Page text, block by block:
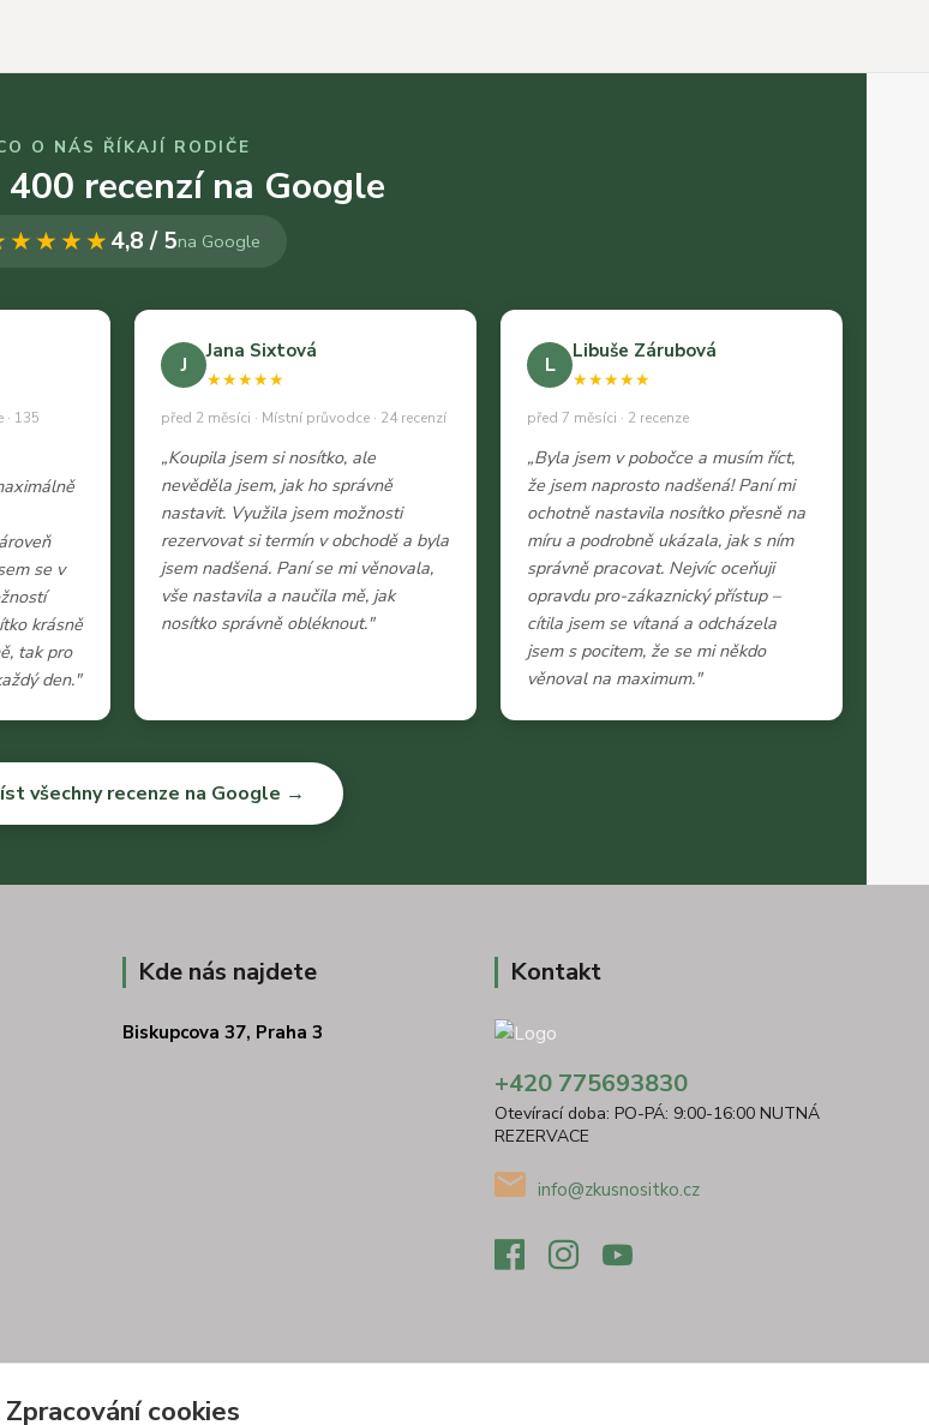
O NÁS ŘÍKAJÍ RODIČE
recenzí na Google
4,8 / 5na Google
135
se v
krásně
tak pro
den."
J
Jana Sixtová
★★★★★
před 2 měsíci · Místní průvodce · 24 recenzí
„Koupila jsem si nosítko, ale
nevěděla jsem, jak ho správně
nastavit. Využila jsem možnosti
rezervovat si termín v obchodě a byla
jsem nadšená. Paní se mi věnovala,
vše nastavila a naučila mě, jak
nosítko správně obléknout."
L
Libuše Zárubová
★★★★★
před 7 měsíci · 2 recenze
„Byla jsem v pobočce a musím říct,
že jsem naprosto nadšená! Paní mi
ochotně nastavila nosítko přesně na
míru a podrobně ukázala, jak s ním
správně pracovat. Nejvíc oceňuji
opravdu pro-zákaznický přístup –
cítila jsem se vítaná a odcházela
jsem s pocitem, že se mi někdo
věnoval na maximum."
všechny recenze na Google →
Kde nás najdete
Biskupcova 37, Praha 3
Kontakt
+420 775693830
Otevírací doba: PO-PÁ: 9:00-16:00 NUTNÁ
REZERVACE
info@zkusnositko.cz
Zpracování cookies